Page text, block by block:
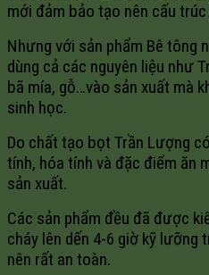
mới đảm bảo tạo nên cấu
Nhưng với sản phẩm Bê tông
dùng cả các nguyên liệu như
bã mía, gỗ…vào sản xuất mà
sinh học.
Do chất tạo bọt Trần Lượng
tính, hóa tính và đặc điểm ăn
sản xuất.
Các sản phẩm đều đã được
cháy lên dến 4-6 giờ kỹ lưỡng
nên rất an toàn.